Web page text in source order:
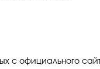
с официального